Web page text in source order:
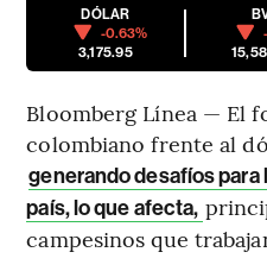
DÓLAR
-0.63%
3,175.95
Bloomberg Línea — El
colombiano frente al
generando desafíos
país, lo que afecta,
campesinos que